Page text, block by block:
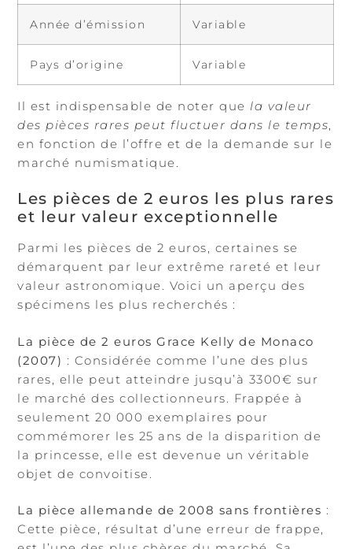
Année d’émission Variable
Pays d’origine Variable
Il est indispensable de noter que la valeur
des pièces rares peut fluctuer dans le temps
en fonction de l’offre et de la demande sur le
marché numismatique.
Les pièces de 2 euros les plus rares
et leur valeur exceptionnelle
Parmi les pièces de 2 euros, certaines se
démarquent par leur extrême rareté et leur
valeur astronomique. Voici un aperçu des
spécimens les plus recherchés :
La pièce de 2 euros Grace Kelly de Monaco
(2007) : Considérée comme l’une des plus
rares, elle peut atteindre jusqu’à 3300€ sur
le marché des collectionneurs. Frappée à
seulement 20 000 exemplaires pour
commémorer les 25 ans de la disparition de
la princesse, elle est devenue un véritable
objet de convoitise.
La pièce allemande de 2008 sans frontières :
Cette pièce, résultat d’une erreur de frappe,